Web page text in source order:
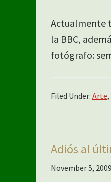
Actualmente
la BBC,
fotógrafo:
Filed Under: Arte,
Adiós al
November 5, 2009